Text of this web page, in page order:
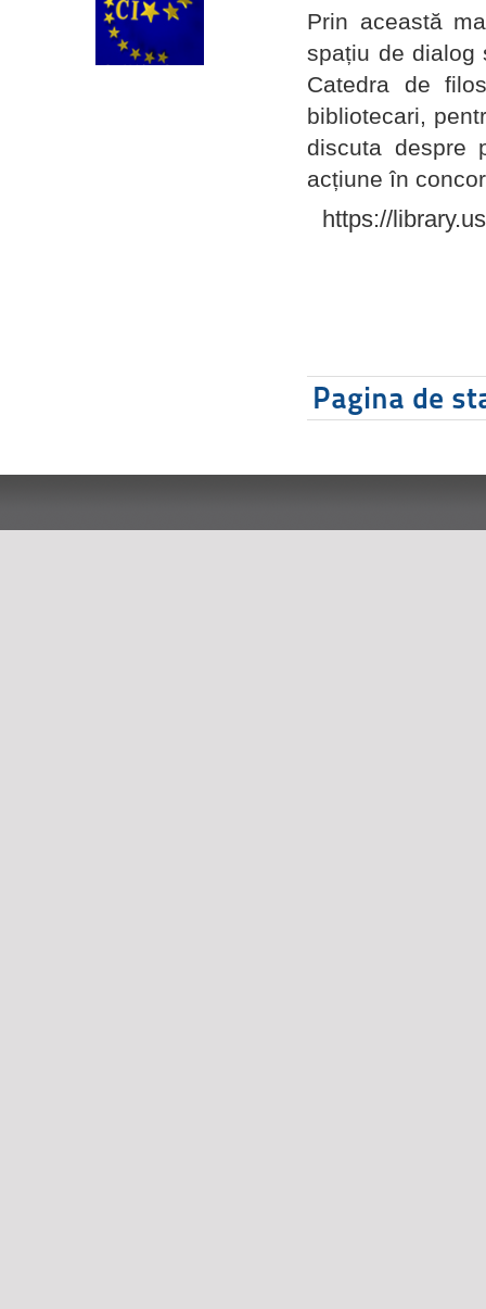
Prin această
spațiu de dialog
Catedra de
bibliotecari,
discuta despre
acțiune în
https://
Pagina de